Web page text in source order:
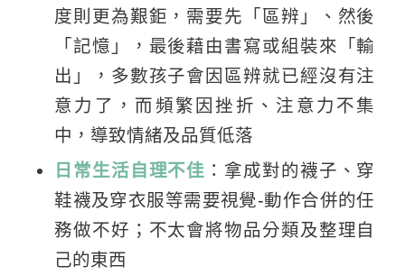
度則更為艱鉅，需要先「區辨」、然後
「記憶」，最後藉由書寫或組裝來「輸
出」，多數孩子會因區辨就已經沒有注
意力了，而頻繁因挫折、注意力不集
中，導致情緒及品質低落
日常生活自理不佳 ：拿成對的襪子、穿
鞋襪及穿衣服等需要視覺-動作合併的任
務做不好；不太會將物品分類及整理自
己的東西